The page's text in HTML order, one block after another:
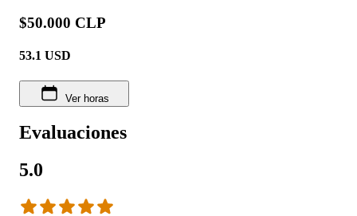
$50.000 CLP
53.1 USD
Ver horas
Evaluaciones
5.0